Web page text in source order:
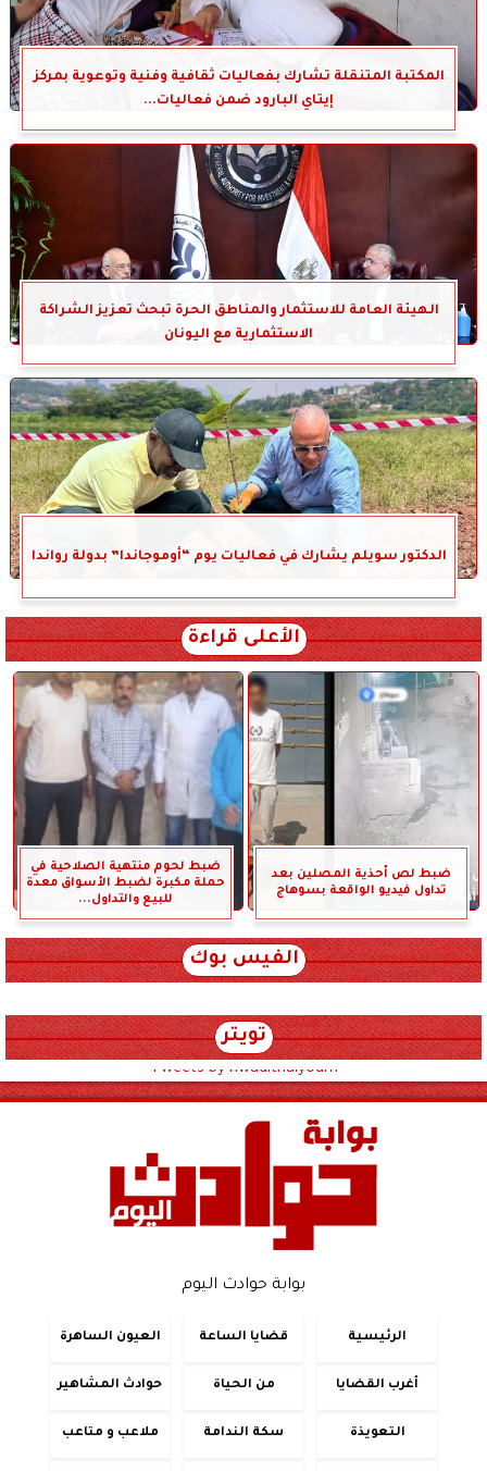
المكتبة المتنقلة تشارك بفعاليات ثقافية وفنية وتوعوية بمركز
إيتاي البارود ضمن فعاليات...
الهيئة العامة للاستثمار والمناطق الحرة تبحث تعزيز الشراكة
الاستثمارية مع اليونان
الدكتور سويلم يشارك في فعاليات يوم “أوموجاندا” بدولة رواندا
الأعلى قراءة
ضبط لص أحذية المصلين بعد
تداول فيديو الواقعة بسوهاج
ضبط لحوم منتهية الصلاحية في
حملة مكبرة لضبط الأسواق معدة
للبيع والتداول...
الفيس بوك
تويتر
Tweets by hwadithalyoum
بوابة حوادث اليوم
الرئيسية قضايا الساعة العيون الساهرة
أغرب القضايا من الحياة حوادث المشاهير
التعويذة سكة الندامة ملاعب و متاعب